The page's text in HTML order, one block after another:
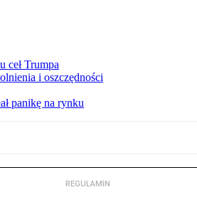
ceł Trumpa
i oszczędności
panikę na rynku
REGULAMIN